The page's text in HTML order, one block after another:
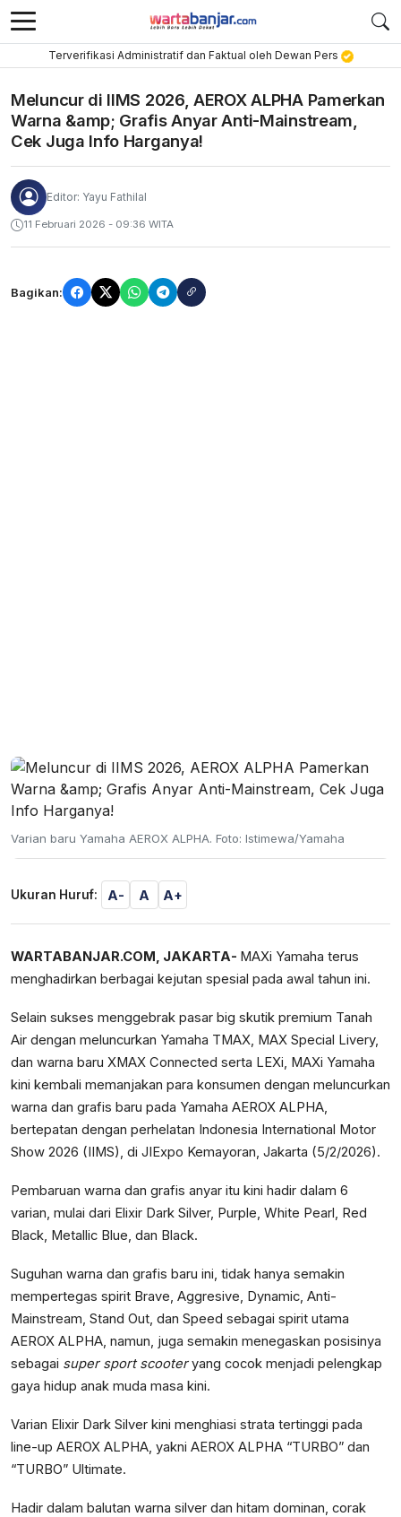
Terverifikasi Administratif dan Faktual oleh Dewan Pers
Meluncur di IIMS 2026, AEROX ALPHA Pamerkan
Warna &amp; Grafis Anyar Anti-Mainstream,
Cek Juga Info Harganya!
Editor: Yayu Fathilal
11 Februari 2026 - 09:36 WITA
Bagikan:
Varian baru Yamaha AEROX ALPHA. Foto: Istimewa/Yamaha
Ukuran Huruf: A- A A+
WARTABANJAR.COM, JAKARTA- MAXi Yamaha terus
menghadirkan berbagai kejutan spesial pada awal tahun ini.
Selain sukses menggebrak pasar big skutik premium Tanah
Air dengan meluncurkan Yamaha TMAX, MAX Special Livery,
dan warna baru XMAX Connected serta LEXi, MAXi Yamaha
kini kembali memanjakan para konsumen dengan meluncurkan
warna dan grafis baru pada Yamaha AEROX ALPHA,
bertepatan dengan perhelatan Indonesia International Motor
Show 2026 (IIMS), di JIExpo Kemayoran, Jakarta (5/2/2026).
Pembaruan warna dan grafis anyar itu kini hadir dalam 6
varian, mulai dari Elixir Dark Silver, Purple, White Pearl, Red
Black, Metallic Blue, dan Black.
Suguhan warna dan grafis baru ini, tidak hanya semakin
mempertegas spirit Brave, Aggresive, Dynamic, Anti-
Mainstream, Stand Out, dan Speed sebagai spirit utama
AEROX ALPHA, namun, juga semakin menegaskan posisinya
sebagai super sport scooteryang cocok menjadi pelengkap
gaya hidup anak muda masa kini.
Varian Elixir Dark Silver kini menghiasi strata tertinggi pada
line-up AEROX ALPHA, yakni AEROX ALPHA “TURBO” dan
“TURBO” Ultimate.
Hadir dalam balutan warna silver dan hitam dominan, corak